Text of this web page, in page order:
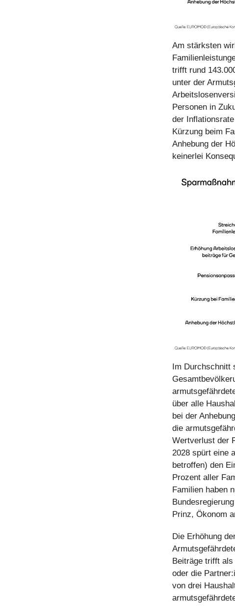
Am stärksten
trifft rund
unter der
Personen in
der
Kürzung beim
Anhebung der
keinerlei
Im Durchschnitt
über alle
bei der
die
Wertverlust der
2028 spürt eine
betroffen) den
Prozent aller
Familien haben
Prinz, Ökonom
Die Erhöhung
Beiträge trifft
oder die
von drei